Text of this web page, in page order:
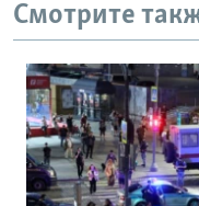
Смотрите